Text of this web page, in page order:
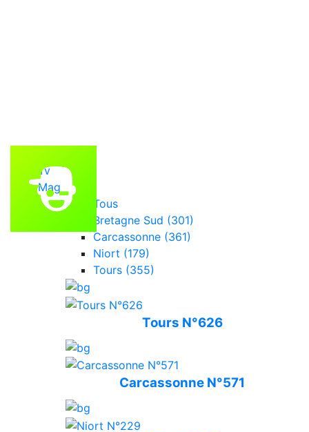
Tv
Mag
Tous
Bretagne Sud (301)
Carcassonne (361)
Niort (179)
Tours (355)
Tours N°626
Carcassonne N°571